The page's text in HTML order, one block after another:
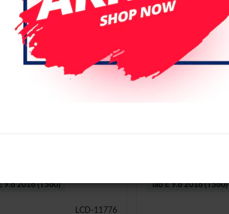
LCD-11776
9.6 2016 (T560) Tab E 9.6 2016 (T560)